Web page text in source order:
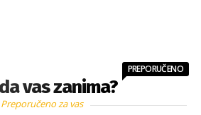
vas zanima?
PREPORUČENO
Preporučeno za vas